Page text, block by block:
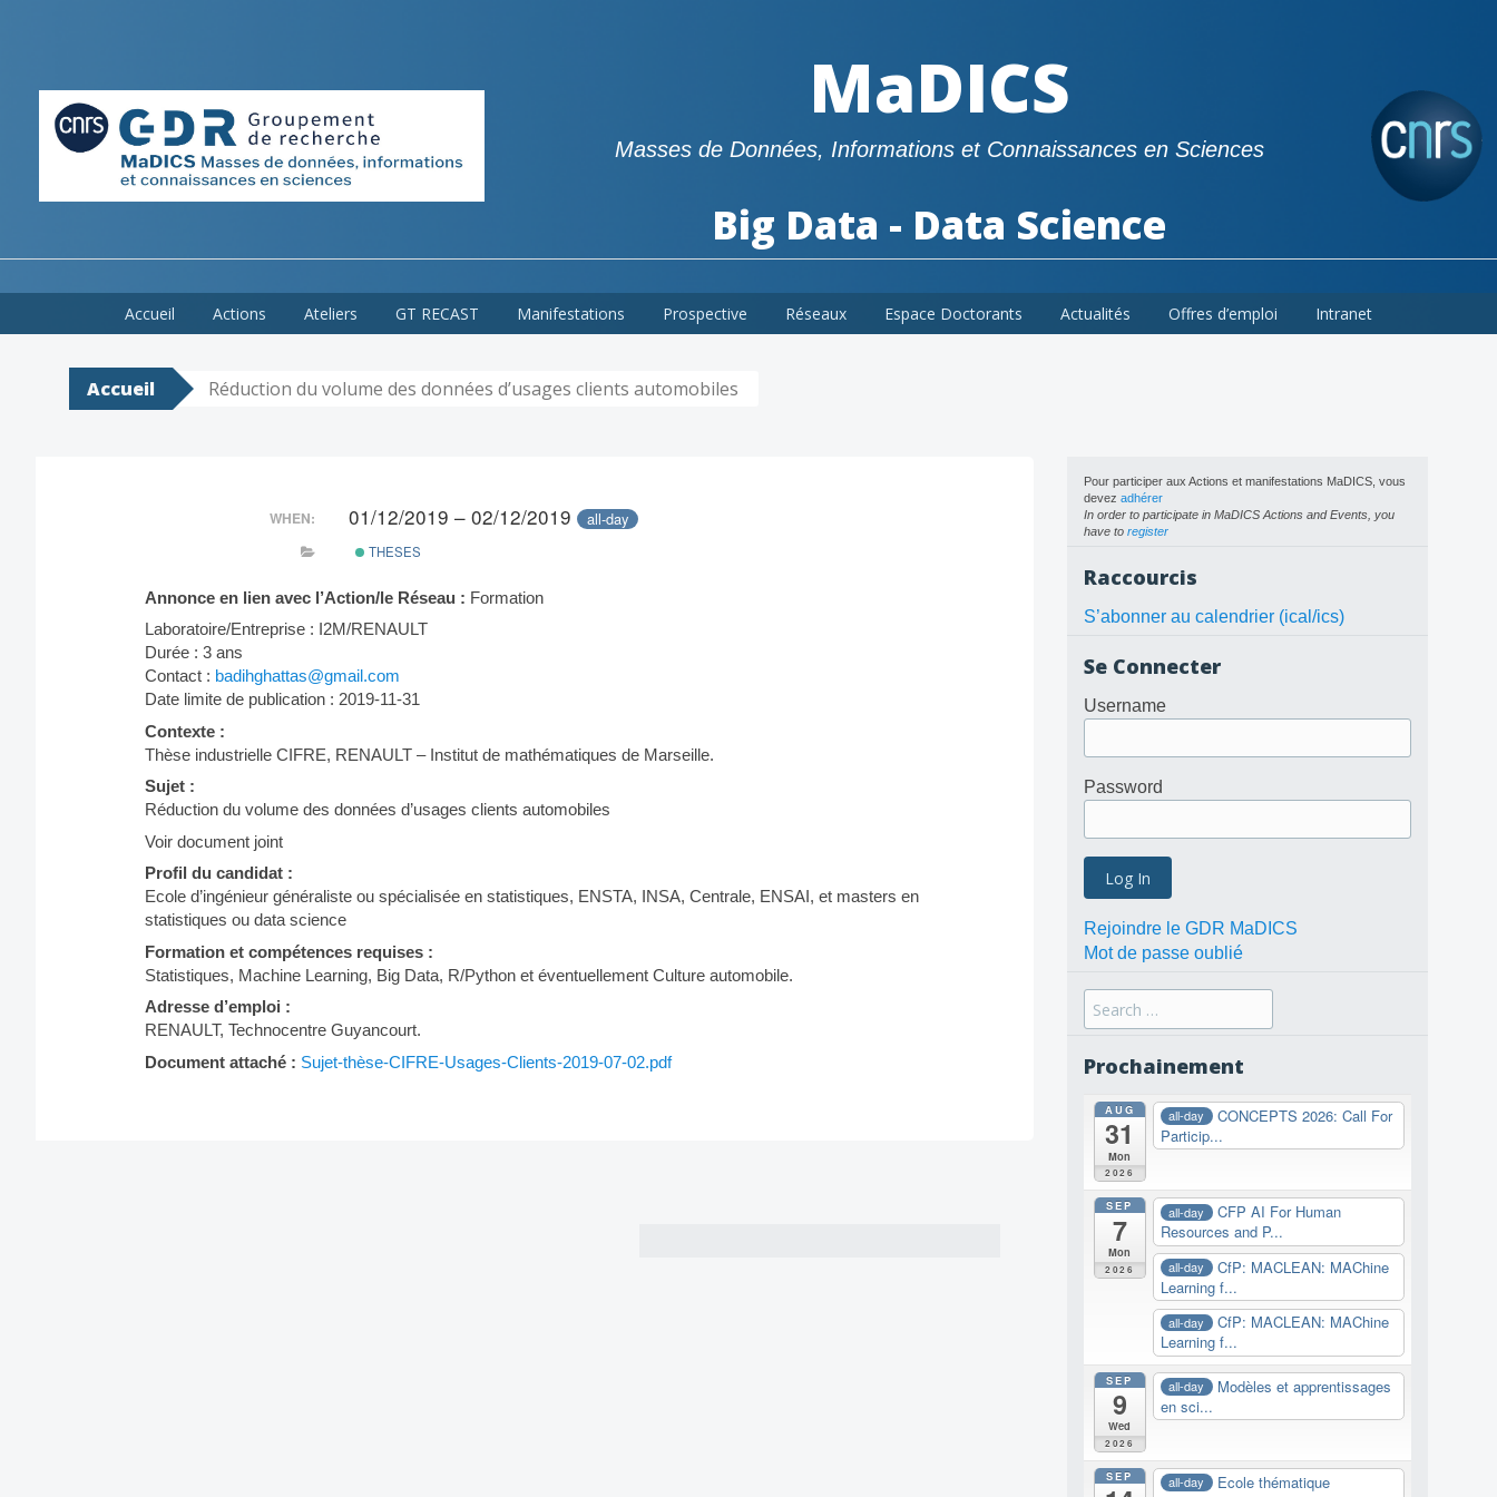
MaDICS
Masses de Données, Informations et Connaissances en Sciences
Big Data - Data Science
to
Accueil Actions Ateliers GT RECAST Manifestations Prospective Réseaux Espace Doctorants Actualités Offres d’emploi Intranet
Accueil Réduction du volume des données d’usages clients automobiles
WHEN: 01/12/2019 – 02/12/2019 all-day
THESES
Annonce en lien avec l’Action/le Réseau : Formation
Laboratoire/Entreprise : I2M/RENAULT
Durée : 3 ans
Contact : badihghattas@gmail.com
Date limite de publication : 2019-11-31
Contexte :
Thèse industrielle CIFRE, RENAULT – Institut de mathématiques de Marseille.
Sujet :
Réduction du volume des données d’usages clients automobiles
Voir document joint
Profil du candidat :
Ecole d’ingénieur généraliste ou spécialisée en statistiques, ENSTA, INSA, Centrale, ENSAI, et masters en
statistiques ou data science
Formation et compétences requises :
Statistiques, Machine Learning, Big Data, R/Python et éventuellement Culture automobile.
Adresse d’emploi :
RENAULT, Technocentre Guyancourt.
Document attaché : Sujet-thèse-CIFRE-Usages-Clients-2019-07-02.pdf
Pour participer aux Actions et manifestations MaDICS, vous
devez adhérer
In order to participate in MaDICS Actions and Events, you
have to register
Raccourcis
S’abonner au calendrier (ical/ics)
Se Connecter
Username
Password
Rejoindre le GDR MaDICS
Mot de passe oublié
Search
for:
Prochainement
AUG
31
Mon
2026
all-day
CONCEPTS 2026: Call For
Particip...
SEP
7
Mon
2026
all-day
CFP AI For Human
Resources and P...
all-day
CfP: MACLEAN: MAChine
Learning f...
all-day
CfP: MACLEAN: MAChine
Learning f...
SEP
9
Wed
2026
all-day
Modèles et apprentissages
en sci...
SEP all-day
Ecole thématique